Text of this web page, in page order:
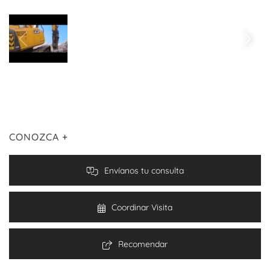
CONOZCA +
Envíanos tu consulta
Coordinar Visita
Recomendar